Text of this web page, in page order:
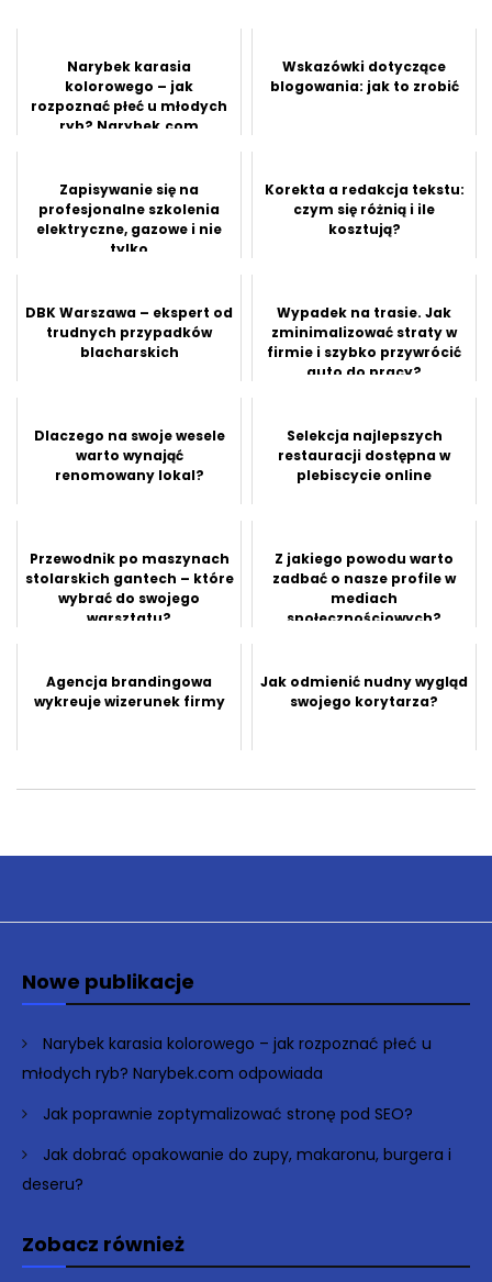
Narybek karasia
kolorowego – jak
rozpoznać płeć u młodych
ryb? Narybek.com
Wskazówki dotyczące
blogowania: jak to zrobić
Zapisywanie się na
profesjonalne szkolenia
elektryczne, gazowe i nie
tylko
Korekta a redakcja tekstu:
czym się różnią i ile
kosztują?
DBK Warszawa – ekspert od
trudnych przypadków
blacharskich
Wypadek na trasie. Jak
zminimalizować straty w
firmie i szybko przywrócić
auto do pracy?
Dlaczego na swoje wesele
warto wynająć
renomowany lokal?
Selekcja najlepszych
restauracji dostępna w
plebiscycie online
Przewodnik po maszynach
stolarskich gantech – które
wybrać do swojego
warsztatu?
Z jakiego powodu warto
zadbać o nasze profile w
mediach
społecznościowych?
Agencja brandingowa
wykreuje wizerunek firmy
Jak odmienić nudny wygląd
swojego korytarza?
Nowe publikacje
Narybek karasia kolorowego – jak rozpoznać płeć u
młodych ryb? Narybek.com odpowiada
Jak poprawnie zoptymalizować stronę pod SEO?
Jak dobrać opakowanie do zupy, makaronu, burgera i
deseru?
Zobacz również